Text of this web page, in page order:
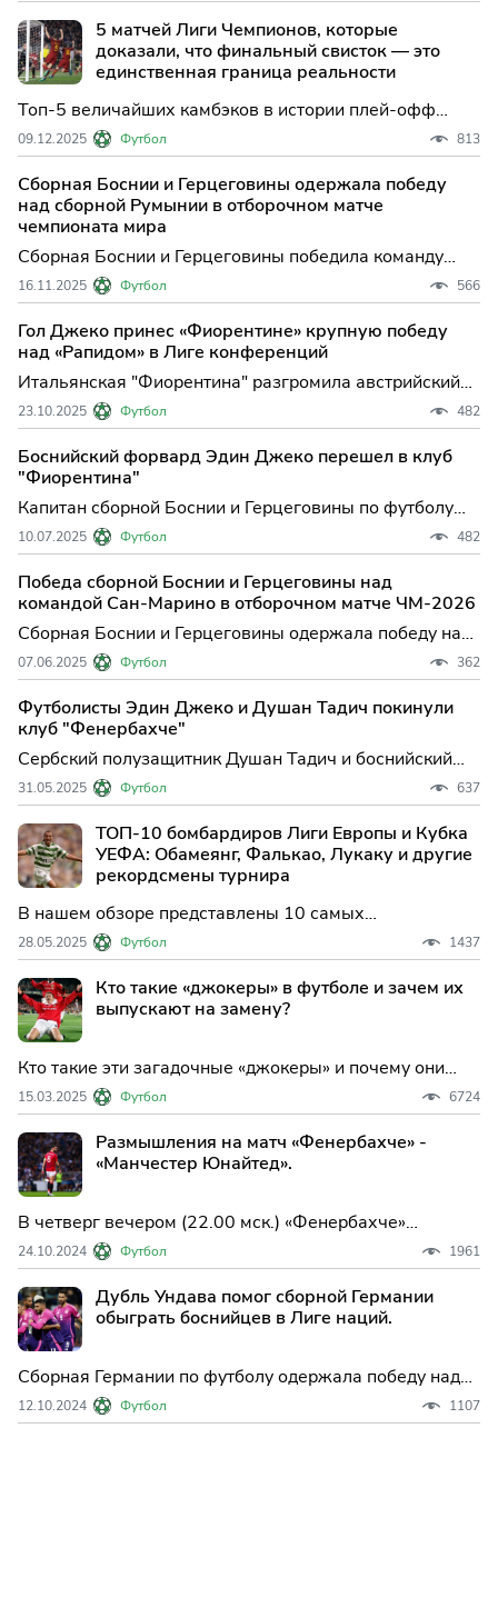
карьера отмечена яркими успехами в ведущих
чемпионатах, подписал контракт с гельзенкирхенским
клубом до конца текущ
5 матчей Лиги Чемпионов, которые
доказали, что финальный свисток — это
единственная граница реальности
Топ-5 величайших камбэков в истории плей-офф
Лиги Чемпионов УЕФА. Детальная хроника
«Стамбульского чуда» 2005 года, тактический разбор
«Ремонтады» на «Камп Ноу», магия «Энфилда» и
невероятное спасение «Реала» на последних
секундах. Психология, тактик
09.12.2025 Футбол 813
Сборная Боснии и Герцеговины одержала победу
над сборной Румынии в отборочном матче
чемпионата мира
Сборная Боснии и Герцеговины победила команду
Румынии в домашнем матче отборочного турнира
чемпионата мира по футболу 2026 года, который
пройдет в США, Мексике и Канаде. ...
16.11.2025 Футбол 566
Гол Джеко принес «Фиорентине» крупную победу
над «Рапидом» в Лиге конференций
Итальянская "Фиорентина" разгромила австрийский
"Рапид" в матче второго тура основного раунда
футбольной Лиги конференций. Встреча в Вене
завершилась со счетом 3:0 в пол...
23.10.2025 Футбол 482
Боснийский форвард Эдин Джеко перешел в клуб
"Фиорентина"
Капитан сборной Боснии и Герцеговины по футболу
Эдин Джеко перешел в "Фиорентину", сообщается на
официальном сайте итальянского клуба. Джеко
подписал контракт, по которо...
10.07.2025 Футбол 482
Победа сборной Боснии и Герцеговины над
командой Сан-Марино в отборочном матче ЧМ-2026
Сборная Боснии и Герцеговины одержала победу над
командой Сан-Марино в матче отборочного турнира
чемпионата мира по футболу 2026 года, который
пройдет в США, Канаде и Мекс...
07.06.2025 Футбол 362
Футболисты Эдин Джеко и Душан Тадич покинули
клуб "Фенербахче"
Сербский полузащитник Душан Тадич и боснийский
нападающий Эдин Джеко покинули стамбульский
"Фенербахче", сообщается на официальном сайте
клуба турецкой Суперлиги. Контра...
31.05.2025 Футбол 637
ТОП-10 бомбардиров Лиги Европы и Кубка
УЕФА: Обамеянг, Фалькао, Лукаку и другие
рекордсмены турнира
В нашем обзоре представлены 10 самых
результативных игроков в истории Лиги Европы,
включая период проведения Кубка УЕФА
28.05.2025 Футбол 1437
Кто такие «джокеры» в футболе и зачем их
выпускают на замену?
Кто такие эти загадочные «джокеры» и почему они
становятся всё более важной частью современного
футбола?
15.03.2025 Футбол 6724
Размышления на матч «Фенербахче» -
«Манчестер Юнайтед».
В четверг вечером (22.00 мск.) «Фенербахче»
принимает «Манчестер Юнайтед» в рамках 3-го тура
чемпионата «Лиги Европы».
24.10.2024 Футбол 1961
Дубль Ундава помог сборной Германии
обыграть боснийцев в Лиге наций.
Сборная Германии по футболу одержала победу над
командой Боснии и Герцеговины в выездном матче
третьего тура группового этапа Лиги наций. Встреча
12.10.2024 Футбол 1107